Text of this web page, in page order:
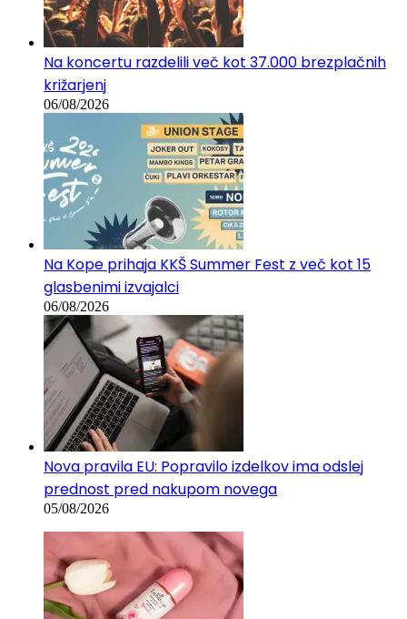
Na koncertu razdelili več kot 37.000 brezplačnih
križarjenj
Na Kope prihaja KKŠ Summer Fest z več kot 15
glasbenimi izvajalci
06/08/2026
Nova pravila EU: Popravilo izdelkov ima odslej
prednost pred nakupom novega